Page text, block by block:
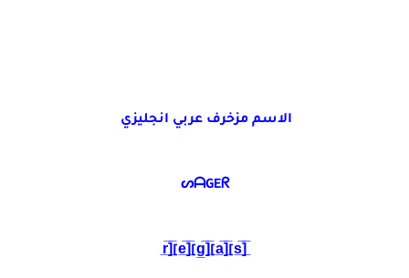
الاسم مزخرف عربي انجليزي
ᔕᗩGEᖇ
[̲̅s̲̅][̲̅a̲̅][̲̅g̲̅][̲̅e̲̅][̲̅r̲̅